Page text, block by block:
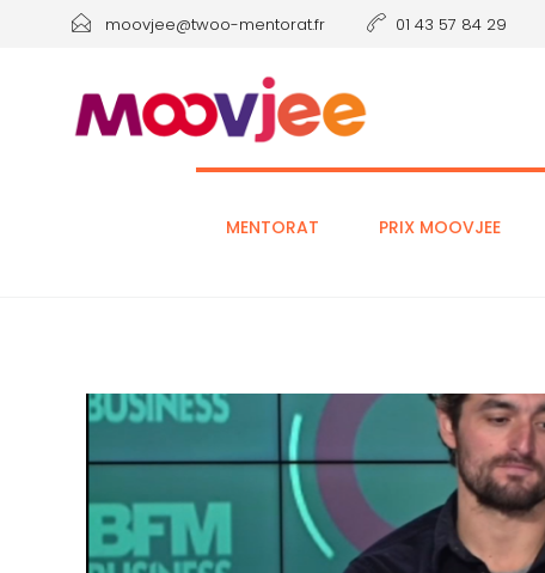
moovjee@twoo-mentorat.fr 01 43 57 84 29
MENTORAT PRIX MOOVJEE